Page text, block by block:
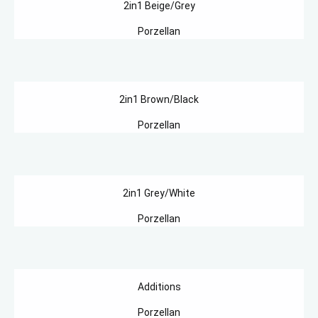
2in1 Beige/Grey
Porzellan
2in1 Brown/Black
Porzellan
2in1 Grey/White
Porzellan
Additions
Porzellan